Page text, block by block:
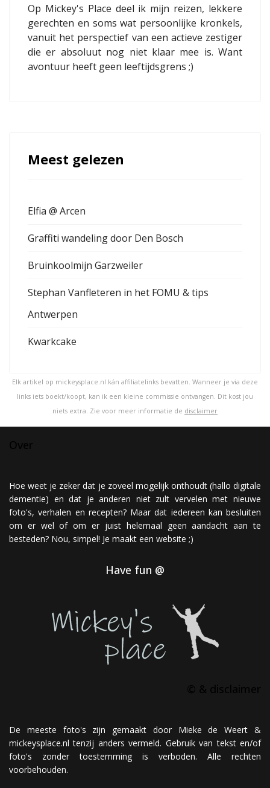
Op Mickey's Place deel ik mijn reizen, lekkere
gerechten en soms wat persoonlijke kronkels,
vanuit het perspectief van een actieve zestiger
die er absoluut nog niet klaar mee is. Want
avontuur heeft geen leeftijdsgrens ;)
Meest gelezen
Elfia @ Arcen
Graffiti wandeling door Den Bosch
Bruinkoolmijn Garzweiler
Stephan Vanfleteren in het FOMU & tips
Antwerpen
Kwarkcake
Elk artikel op mickeysplace.nl kán affiliatelinks bevatten. Wanneer je via deze
links iets boekt/koopt, kan ik een kleine commissie ontvangen. Dit kost jou
niets extra. Zie voor meer informatie de disclaimer
Hoe weet je zeker dat je zoveel mogelijk onthoudt (hallo digitale
dementie) en dat je anderen niet zult vervelen met nieuwe
foto's, verhalen en recepten? Maar dat iedereen kan besluiten
om er wel of om er juist helemaal geen aandacht aan te
besteden? Nou, simpel! Je maakt een website ;)
Have fun @
De meeste foto's zijn gemaakt door Mieke de Weert &
mickeysplace.nl tenzij anders vermeld. Gebruik van tekst en/of
foto's zonder toestemming is verboden. Alle rechten
voorbehouden.